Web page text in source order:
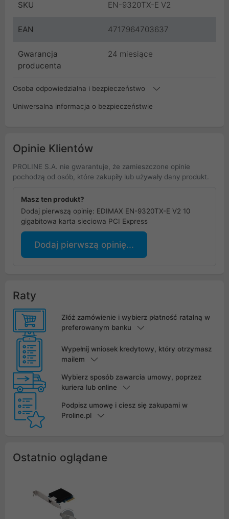
SKU EN-9320TX-E V2
EAN 4717964703637
Gwarancja
producenta
24 miesiące
Osoba odpowiedzialna i bezpieczeństwo
Uniwersalna informacja o bezpieczeństwie
Opinie Klientów
PROLINE S.A. nie gwarantuje, że zamieszczone opinie
pochodzą od osób, które zakupiły lub używały dany produkt.
Masz ten produkt?
Dodaj pierwszą opinię: EDIMAX EN-9320TX-E V2 10
gigabitowa karta sieciowa PCI Express
Dodaj pierwszą opinię...
Raty
Złóż zamówienie i wybierz płatność ratalną w
preferowanym banku
Wypełnij wniosek kredytowy, który otrzymasz
mailem
Wybierz sposób zawarcia umowy, poprzez
kuriera lub online
Podpisz umowę i ciesz się zakupami w
Proline.pl
Ostatnio oglądane